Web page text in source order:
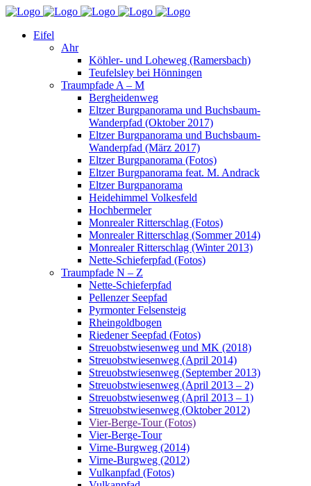
Eifel
Ahr
Köhler- und Loheweg (Ramersbach)
Teufelsley bei Hönningen
Traumpfade A – M
Bergheidenweg
Eltzer Burgpanorama und Buchsbaum-
Wanderpfad (Oktober 2017)
Eltzer Burgpanorama und Buchsbaum-
Wanderpfad (März 2017)
Eltzer Burgpanorama (Fotos)
Eltzer Burgpanorama feat. M. Andrack
Eltzer Burgpanorama
Heidehimmel Volkesfeld
Hochbermeler
Monrealer Ritterschlag (Fotos)
Monrealer Ritterschlag (Sommer 2014)
Monrealer Ritterschlag (Winter 2013)
Nette-Schieferpfad (Fotos)
Traumpfade N – Z
Nette-Schieferpfad
Pellenzer Seepfad
Pyrmonter Felsensteig
Rheingoldbogen
Riedener Seepfad (Fotos)
Streuobstwiesenweg und MK (2018)
Streuobstwiesenweg (April 2014)
Streuobstwiesenweg (September 2013)
Streuobstwiesenweg (April 2013 – 2)
Streuobstwiesenweg (April 2013 – 1)
Streuobstwiesenweg (Oktober 2012)
Vier-Berge-Tour (Fotos)
Vier-Berge-Tour
Virne-Burgweg (2014)
Virne-Burgweg (2012)
Vulkanpfad (Fotos)